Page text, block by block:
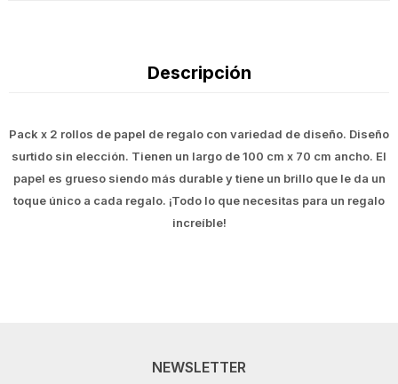
Descripción
Pack x 2 rollos de papel de regalo con variedad de diseño. Diseño
surtido sin elección. Tienen un largo de 100 cm x 70 cm ancho. El
papel es grueso siendo más durable y tiene un brillo que le da un
toque único a cada regalo. ¡Todo lo que necesitas para un regalo
increíble!
NEWSLETTER